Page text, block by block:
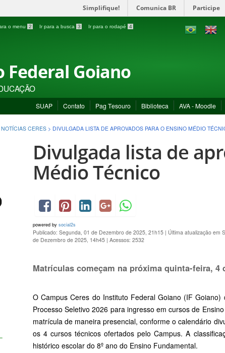
Simplifique! Comunica BR Participe
o menu 2 Ir para a busca 3 Ir para o rodapé 4
Goiano
SUAP Contato Pag Tesouro Biblioteca AVA - Moodle
NOTÍCIAS CERES > DIVULGADA LISTA DE APROVADOS PARA O ENSINO MÉDIO
Divulgada lista de
Médio Técnico
powered by social2s
Publicado: Segunda, 01 de Dezembro de 2025, 21h15 | Última atualização em
de Dezembro de 2025, 14h45 | Acessos: 2532
Matrículas começam na próxima quinta-feira, 4
O Campus Ceres do Instituto Federal Goiano (IF Goiano)
Processo Seletivo 2026 para ingresso em cursos de
matrícula de maneira presencial, conforme o calendário
os 4 cursos técnicos ofertados pelo Campus. A
histórico escolar do 8º ano do Ensino Fundamental.